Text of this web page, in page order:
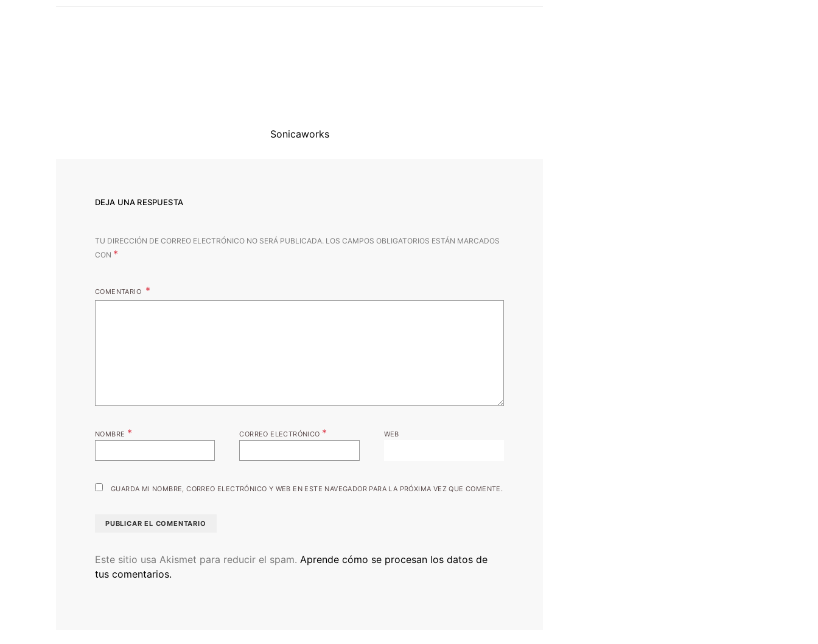
Sonicaworks
DEJA UNA RESPUESTA
TU DIRECCIÓN DE CORREO ELECTRÓNICO NO SERÁ PUBLICADA. LOS CAMPOS OBLIGATORIOS ESTÁN MARCADOS
CON *
COMENTARIO
NOMBRE * CORREO ELECTRÓNICO * WEB
GUARDA MI NOMBRE, CORREO ELECTRÓNICO Y WEB EN ESTE NAVEGADOR PARA LA PRÓXIMA VEZ QUE COMENTE.
Este sitio usa Akismet para reducir el spam. Aprende cómo se procesan los datos de
tus comentarios.